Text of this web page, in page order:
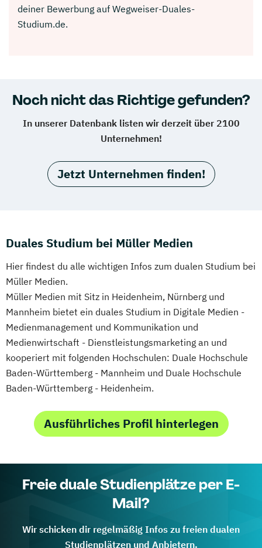
deiner Bewerbung auf Wegweiser-Duales-
Studium.de.
Noch nicht das Richtige gefunden?
In unserer Datenbank listen wir derzeit über 2100
Unternehmen!
Jetzt Unternehmen finden!
Duales Studium bei Müller Medien
Hier findest du alle wichtigen Infos zum dualen Studium bei
Müller Medien.
Müller Medien mit Sitz in Heidenheim, Nürnberg und
Mannheim bietet ein duales Studium in Digitale Medien -
Medienmanagement und Kommunikation und
Medienwirtschaft - Dienstleistungsmarketing an und
kooperiert mit folgenden Hochschulen: Duale Hochschule
Baden-Württemberg - Mannheim und Duale Hochschule
Baden-Württemberg - Heidenheim.
Ausführliches Profil hinterlegen
Freie duale Studienplätze per E-
Mail?
Wir schicken dir regelmäßig Infos zu freien dualen
Studienplätzen und Anbietern.